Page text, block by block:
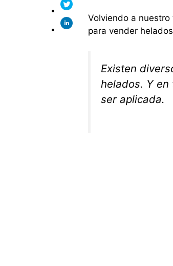
Volviendo a
para vender
Existen
helados. Y en
ser aplicada.